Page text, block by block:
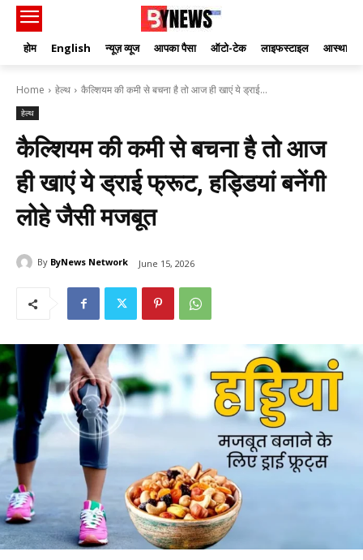
होम English न्यूज़ व्यूज आपका पैसा ऑटो-टेक लाइफस्टाइल आस्था
Home हेल्थ कैल्शियम की कमी से बचना है तो आज ही खाएं ये ड्राई...
हेल्थ
कैल्शियम की कमी से बचना है तो आज
ही खाएं ये ड्राई फ्रूट, हड्डियां बनेंगी
लोहे जैसी मजबूत
By ByNews Network June 15, 2026